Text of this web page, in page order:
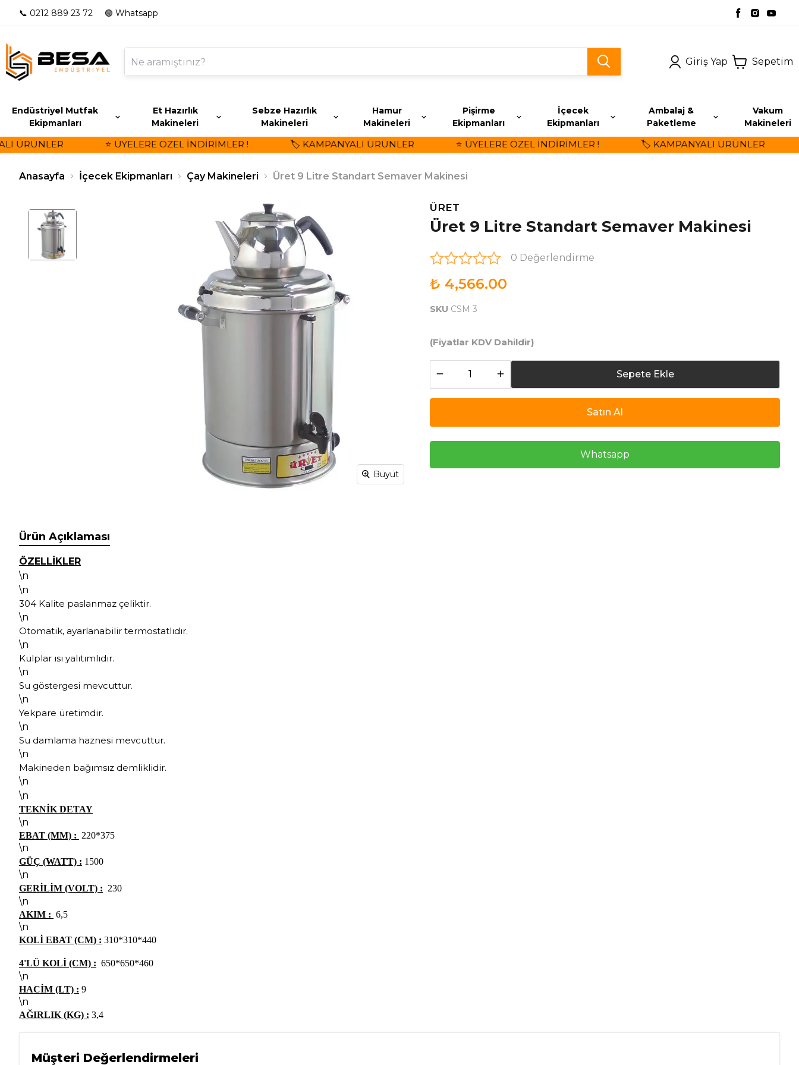
📞 0212 889 23 72 🟢 Whatsapp
Giriş Yap Sepetim
Endüstriyel Mutfak
Ekipmanları
Et Hazırlık
Makineleri
Sebze Hazırlık
Makineleri
Hamur
Makineleri
Pişirme
Ekipmanları
İçecek
Ekipmanları
Ambalaj &
Paketleme
Vakum
Makineleri
⭐ ÜYELERE ÖZEL İNDİRİMLER ! 🏷️ KAMPANYALI ÜRÜNLER ⭐ ÜYELERE ÖZEL İNDİRİMLER ! 🏷️ KAMPANYALI ÜRÜNLER
Anasayfa İçecek Ekipmanları Çay Makineleri Üret 9 Litre Standart Semaver Makinesi
Büyüt
ÜRET
Üret 9 Litre Standart Semaver Makinesi
0 Değerlendirme
₺ 4,566.00
SKU CSM 3
(Fiyatlar KDV Dahildir)
Sepete Ekle
Satın Al
Whatsapp
Ürün Açıklaması
ÖZELLİKLER
\n
\n
304 Kalite paslanmaz çeliktir.
\n
Otomatik, ayarlanabilir termostatlıdır.
\n
Kulplar ısı yalıtımlıdır.
\n
Su göstergesi mevcuttur.
\n
Yekpare üretimdir.
\n
Su damlama haznesi mevcuttur.
\n
Makineden bağımsız demliklidir.
\n
\n
TEKNİK DETAY
\n
EBAT (MM) : 220*375
\n
GÜÇ (WATT) : 1500
\n
GERİLİM (VOLT) : 230
\n
AKIM : 6,5
\n
KOLİ EBAT (CM) : 310*310*440
4'LÜ KOLİ (CM) : 650*650*460
\n
HACİM (LT) : 9
\n
AĞIRLIK (KG) : 3,4
Müşteri Değerlendirmeleri